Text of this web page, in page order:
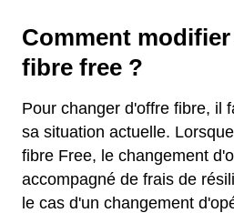
Comment
fibre free ?
Pour changer d'offre fibre, il
sa situation actuelle.
fibre Free, le changement
accompagné de frais de
le cas d'un changement